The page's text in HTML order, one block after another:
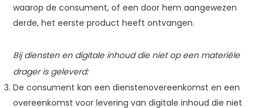
waarop de consument, of een door hem aangewezen
derde, het eerste product heeft ontvangen.
Bij diensten en digitale inhoud die niet op een materiële
drager is geleverd:
De consument kan een dienstenovereenkomst en een
overeenkomst voor levering van digitale inhoud die niet